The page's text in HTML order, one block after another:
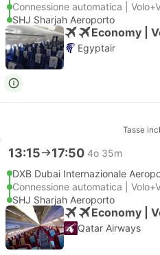
Connessione automatica |
SHJ Sharjah Aeroporto
Economy |
Egyptair
Tasse
13:15 17:50 4o 35m
DXB Dubai Internazionale
Connessione automatica |
SHJ Sharjah Aeroporto
Economy |
Qatar Airways